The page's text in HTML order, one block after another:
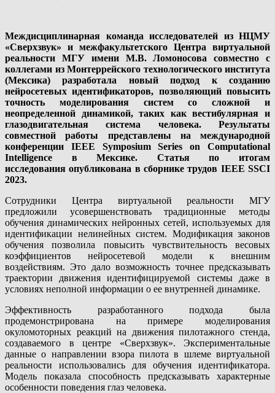
Междисциплинарная команда исследователей из НЦМУ
«Сверхзвук» и межфакультетского Центра виртуальной
реальности МГУ имени М.В. Ломоносова совместно с
коллегами из Монтеррейского технологического института
(Мексика) разработала новый подход к созданию
нейросетевых идентификаторов, позволяющий повысить
точность моделирования систем со сложной и
неопределенной динамикой, таких как вестибулярная и
глазодвигательная система человека. Результаты
совместной работы представлены на международной
конференции IEEE Symposium Series on Computational
Intelligence в Мексике. Статья по итогам
исследования опубликована в сборнике трудов IEEE SSCI
2023.
Сотрудники Центра виртуальной реальности МГУ
предложили усовершенствовать традиционные методы
обучения динамических нейронных сетей, используемых для
идентификации нелинейных систем. Модификация законов
обучения позволила повысить чувствительность весовых
коэффициентов нейросетевой модели к внешним
воздействиям. Это дало возможность точнее предсказывать
траектории движения идентифицируемой системы даже в
условиях неполной информации о ее внутренней динамике.
Эффективность разработанного подхода была
продемонстрирована на примере моделирования
окуломоторных реакций на движения пилотажного стенда,
создаваемого в центре «Сверхзвук». Экспериментальные
данные о направлении взора пилота в шлеме виртуальной
реальности использовались для обучения идентификатора.
Модель показала способность предсказывать характерные
особенности поведения глаз человека.